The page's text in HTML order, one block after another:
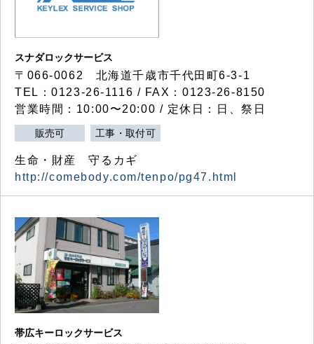
スナダロックサービス
〒066-0062 北海道千歳市千代田町6-3-1
TEL：0123-26-1116 / FAX：0123-26-8150
営業時間：10:00〜20:00 / 定休日：日、祭日
販売可 工事・取付可
生命・財産 守るカギ
http://comebody.com/tenpo/pg47.html
帯広キーロックサービス